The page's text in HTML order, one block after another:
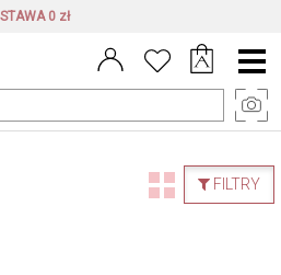
DO 100 DNI
Menu
główne
FILTRY